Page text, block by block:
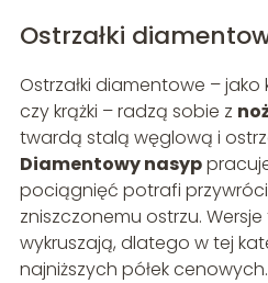
Ostrzałki
Ostrzałki diamentowe – jako
czy krążki – radzą sobie z
twardą stalą węglową i
Diamentowy nasyp
pociągnięć potrafi
zniszczonemu ostrzu.
wykruszają, dlatego w tej
najniższych półek cenowych.